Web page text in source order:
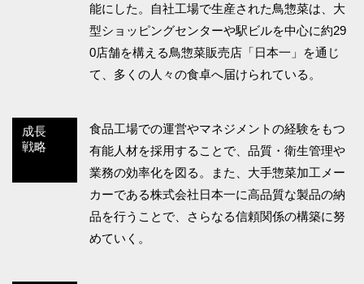
能にした。自社工場で生産された鳥惣菜は、大
型ショッピングセンターや駅ビルを中心に約29
0店舗を構える鳥惣菜販売店「日本一」を通じ
て、多くの人々の食卓へ届けられている。
成長
戦略
食品工場での運営やマネジメントの経験をもつ
有能人材を採用することで、品質・衛生管理や
業務の効率化を図る。また、大手惣菜加工メー
カーである株式会社日本一に高品質な製品の納
品を行うことで、さらなる信頼関係の構築に努
めていく。